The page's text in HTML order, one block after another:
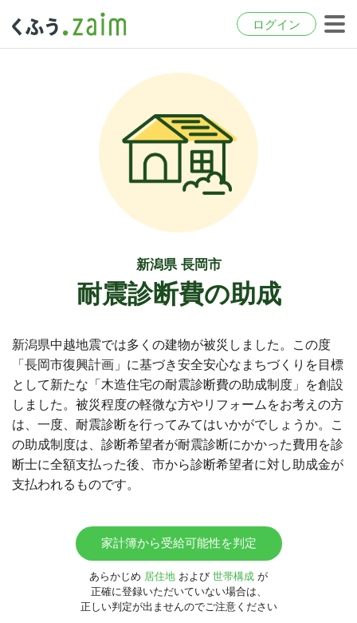
ログイン
新潟県 長岡市
耐震診断費の助成
新潟県中越地震では多くの建物が被災しました。この度
「長岡市復興計画」に基づき安全安心なまちづくりを目標
として新たな「木造住宅の耐震診断費の助成制度」を創設
しました。被災程度の軽微な方やリフォームをお考えの方
は、一度、耐震診断を行ってみてはいかがでしょうか。こ
の助成制度は、診断希望者が耐震診断にかかった費用を診
断士に全額支払った後、市から診断希望者に対し助成金が
支払われるものです。
家計簿から受給可能性を判定
あらかじめ 居住地 および 世帯構成 が
正確に登録いただいていない場合は、
正しい判定が出ませんのでご注意ください